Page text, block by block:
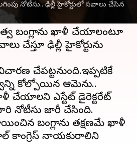
నోటీసు.. ఢిల్లీ హైకోర్టులో సవాలు చేసిన
బహిష్కరించబడిన
మహువా
బంగ్లాను ఖాళీ చేయాలంటూ
చేస్తూ ఢిల్లీ హైకోర్టును
చేపట్టనుంది.ఇప్పటికే
కోల్పోయిన ఆమెను..
చేయాలని ఎస్టేట్ డైరెక్టరేట్
నోటీసు జారీ చేసింది.
బంగ్లాను తక్షణమే ఖాళీ
కాంగ్రెస్ నాయకురాలిని